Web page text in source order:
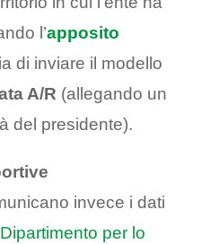
l’apposito
di inviare il modello
A/R (allegando un
del presidente).
invece i dati
Dipartimento per lo